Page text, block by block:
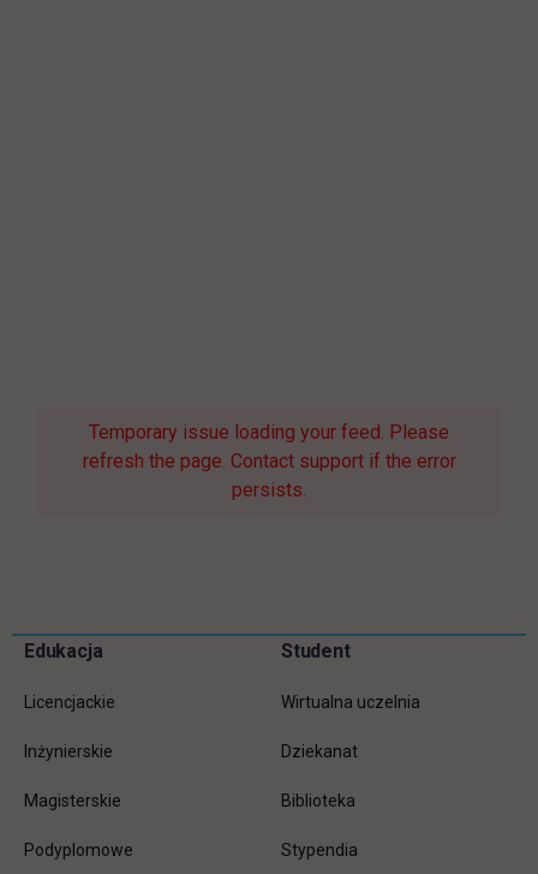
Temporary issue loading your feed. Please
refresh the page. Contact support if the error
persists.
Pomiń
Informacje w stopce
Edukacja
Licencjackie
Inżynierskie
Magisterskie
Podyplomowe
Student
Wirtualna uczelnia
Dziekanat
Biblioteka
Stypendia